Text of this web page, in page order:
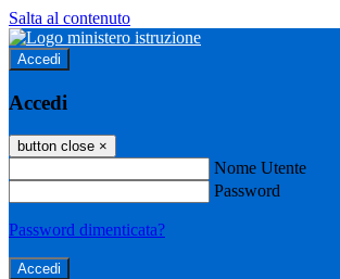
Salta al contenuto
Accedi
Accedi
button close ×
Nome Utente
Password
Password dimenticata?